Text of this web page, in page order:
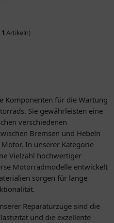
1 Artikeln)
Komponenten für die Wartung
Sie gewährleisten eine
verschiedenen
Bremsen und Hebeln
In unserer Kategorie
Vielzahl hochwertiger
Motorradmodelle entwickelt
sorgen für lange
Reparaturzüge sind die
und die exzellente